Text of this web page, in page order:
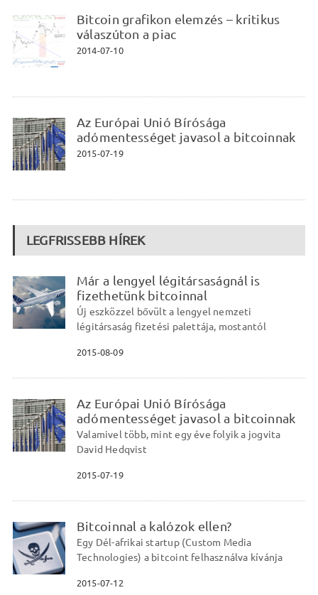
Bitcoin grafikon elemzés – kritikus
válaszúton a piac
2014-07-10
Az Európai Unió Bírósága
adómentességet javasol a bitcoinnak
2015-07-19
LEGFRISSEBB HÍREK
Már a lengyel légitársaságnál is
fizethetünk bitcoinnal
Új eszközzel bővült a lengyel nemzeti
légitársaság fizetési palettája, mostantól
2015-08-09
Az Európai Unió Bírósága
adómentességet javasol a bitcoinnak
Valamivel több, mint egy éve folyik a jogvita
David Hedqvist
2015-07-19
Bitcoinnal a kalózok ellen?
Egy Dél-afrikai startup (Custom Media
Technologies) a bitcoint felhasználva kívánja
2015-07-12